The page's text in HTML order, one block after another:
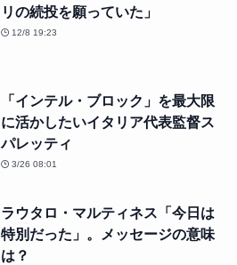
リの続投を願っていた」
12/8 19:23
「インテル・ブロック」を最大限
に活かしたいイタリア代表監督ス
パレッティ
3/26 08:01
ラウタロ・マルティネス「今日は
特別だった」。メッセージの意味
は？